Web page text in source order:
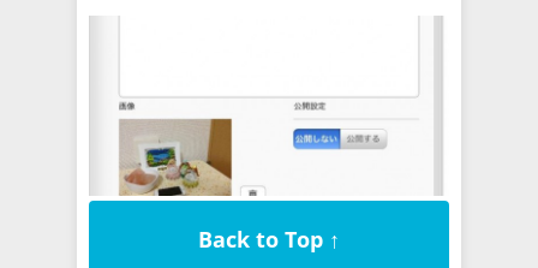
Back to Top ↑